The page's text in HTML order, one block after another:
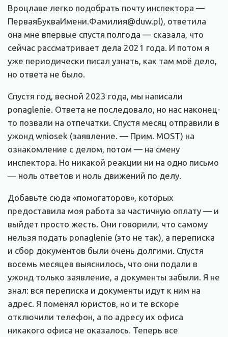
Вроцлаве легко подобрать почту инспектора —
ПерваяБукваИмени.Фамилия@duw.pl), ответила
она мне впервые спустя полгода — сказала, что
сейчас рассматривает дела 2021 года. И потом я
уже периодически писал узнать, как там моё дело,
но ответа не было.
Спустя год, весной 2023 года, мы написали
ponaglenie. Ответа не последовало, но нас наконец-
то позвали на отпечатки. Спустя месяц отправили в
ужонд wniosek (заявление. — Прим. MOST) на
ознакомление с делом, потом — на смену
инспектора. Но никакой реакции ни на одно письмо
— ноль ответов и ноль движений по делу.
Добавьте сюда «помогаторов», которых
предоставила моя работа за частичную оплату — и
выйдет просто жесть. Они говорили, что самому
нельзя подать ponaglenie (это не так), а переписка
и сбор документов были очень долгими. Спустя
восемь месяцев выяснилось, что они подали в
ужонд только заявление, а документы забыли. Я не
знал: вся переписка и документы идут к ним на
адрес. Я поменял юристов, но и те вскоре
отключили телефон, а по адресу их офиса
никакого офиса не оказалось. Теперь все